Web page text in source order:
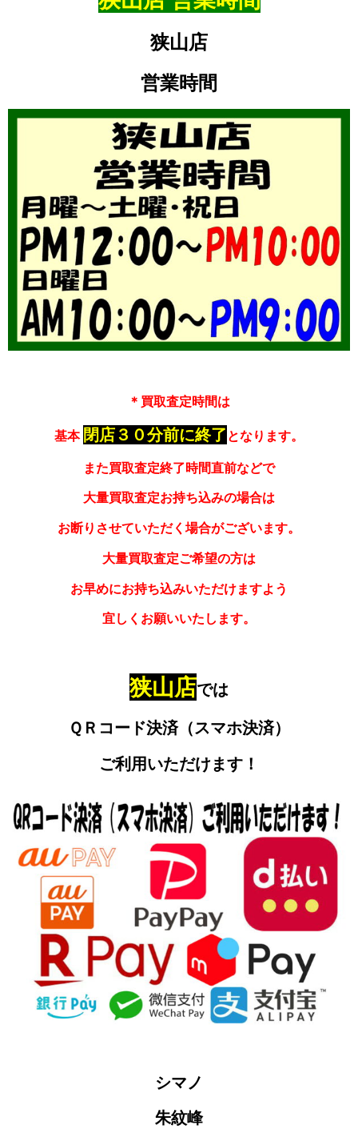
狭山店
営業時間
＊買取査定時間は
基本 閉店３０分前に終了 となります。
また買取査定終了時間直前などで
大量買取査定お持ち込みの場合は
お断りさせていただく場合がございます。
大量買取査定ご希望の方は
お早めにお持ち込みいただけますよう
宜しくお願いいたします。
狭山店では
ＱＲコード決済（スマホ決済）
ご利用いただけます！
シマノ
朱紋峰